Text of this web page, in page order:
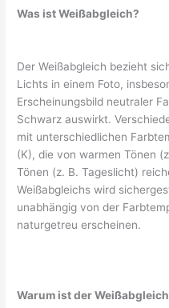
Was ist Weißabgleich?
Der Weißabgleich bezieht
Lichts in einem Foto,
Erscheinungsbild neutraler
Schwarz auswirkt.
mit unterschiedlichen
(K), die von warmen Tönen
Tönen (z. B. Tageslicht)
Weißabgleichs wird
unabhängig von der
naturgetreu erscheinen.
Warum ist der